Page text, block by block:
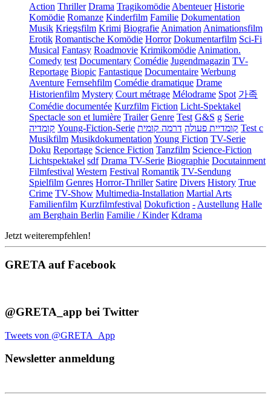
Action Thriller Drama Tragikomödie Abenteuer Historie
Komödie Romanze Kinderfilm Familie Dokumentation
Musik Kriegsfilm Krimi Biografie Animation Animationsfilm
Erotik Romantische Komödie Horror Dokumentarfilm Sci-Fi
Musical Fantasy Roadmovie Krimikomödie Animation.
Comedy test Documentary Comédie Jugendmagazin TV-
Reportage Biopic Fantastique Documentaire Werbung
Aventure Fernsehfilm Comédie dramatique Drame
Historienfilm Mystery Court métrage Mélodrame Spot 가족
Comédie documentée Kurzfilm Fiction Licht-Spektakel
Spectacle son et lumière Trailer Genre Test G&S g Serie
קומדיה Young-Fiction-Serie קומדיית פעולה דרמה קומית
Test c
Musikfilm Musikdokumentation Young Fiction TV-Serie
Doku Reportage Science Fiction Tanzfilm Science-Fiction
Lichtspektakel sdf Drama TV-Serie Biographie Docutainment
Filmfestival Western Festival Romantik TV-Sendung
Spielfilm Genres Horror-Thriller Satire Divers History True
Crime TV-Show Multimedia-Installation Martial Arts
Familienfilm Kurzfilmfestival Dokufiction - Austellung Halle
am Berghain Berlin Familie / Kinder Kdrama
Jetzt weiterempfehlen!
GRETA auf Facebook
@GRETA_app bei Twitter
Tweets von @GRETA_App
Newsletter anmeldung